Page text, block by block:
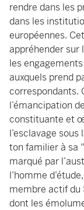
rendre dans les
dans les
européennes.
appréhender sur
les
auxquels prend
correspondants.
l’émancipation
constituante et
l’esclavage
ton familier à sa "
marqué par
l’homme
membre actif du
dont les